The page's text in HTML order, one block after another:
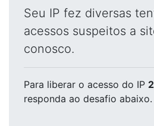
Seu IP fez diversas
acessos suspeitos a
conosco.
Para liberar o acesso do IP
responda ao desafio abaixo.